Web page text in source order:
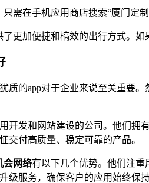
需在手机应用商店搜索“厦门定
了更加便捷和槁效的出行方式。
质的app对于企业来说至关重要
开发和网站建设的公司。他们拥
交付高质量、稳定可靠的产品。
会网络有以下几个优势。他们注
级服务，确保客户的应用始终保持